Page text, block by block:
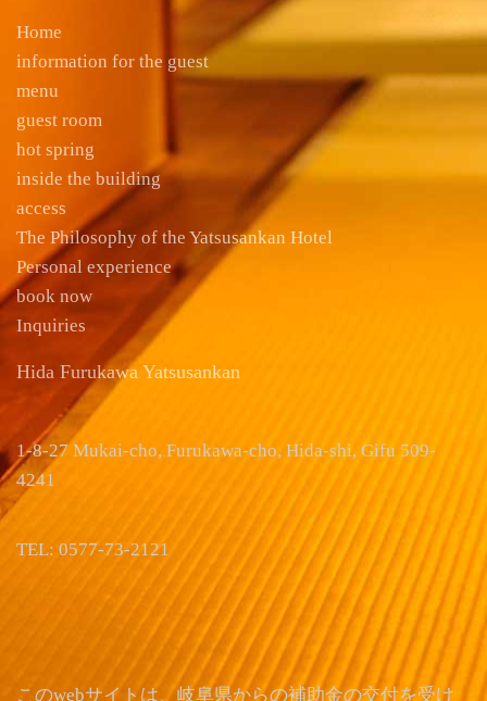
Home
information for the guest
menu
guest room
hot spring
inside the building
access
The Philosophy of the Yatsusankan Hotel
Personal experience
book now
Inquiries
Hida Furukawa Yatsusankan
1-8-27 Mukai-cho, Furukawa-cho, Hida-shi, Gifu 509-
4241
TEL: 0577-73-2121
このwebサイトは、岐阜県からの補助金の交付を受け